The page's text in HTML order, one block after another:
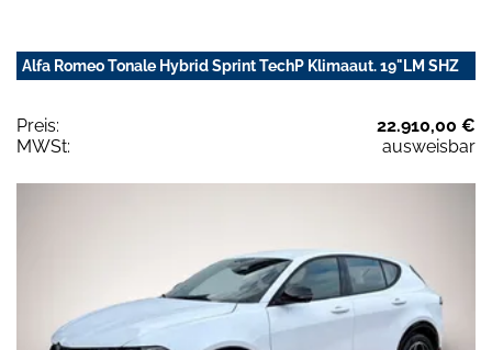
Alfa Romeo Tonale Hybrid Sprint TechP Klimaaut. 19"LM SHZ
Preis:
22.910,00 €
MWSt:
ausweisbar